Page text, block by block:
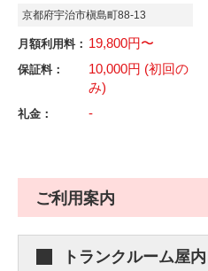
京都府宇治市槇島町88-13
月額利用料： 19,800円〜
保証料：
10,000円 (初回の
み)
礼金： -
ご利用案内
トランクルーム屋